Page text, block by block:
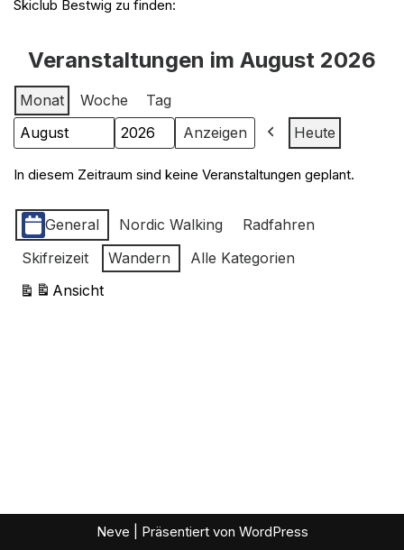
Skiclub Bestwig zu finden:
Veranstaltungen im August 2026
Monat Woche Tag
Monat
Jahr Zurück
Heute
In diesem Zeitraum sind keine Veranstaltungen geplant.
Kategorien
General Nordic Walking
Radfahren
Skifreizeit
Wandern
Alle Kategorien
Ansicht
ausdrucken
Neve | Präsentiert von WordPress